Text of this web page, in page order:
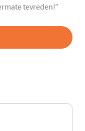
tevreden!”